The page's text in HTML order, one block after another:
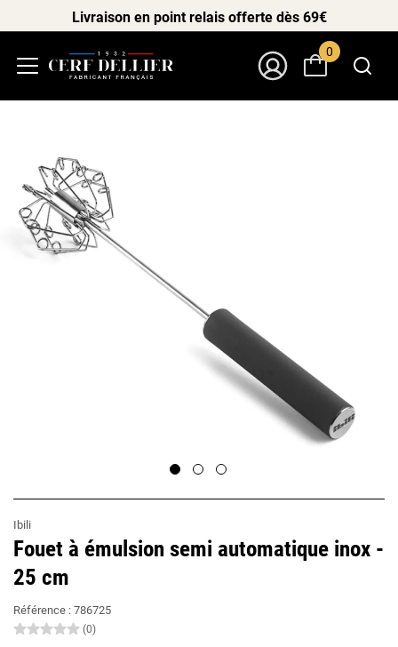
Livraison en point relais offerte dès 69€
0
Ibili
Fouet à émulsion semi automatique inox -
25 cm
Référence : 786725
(0)